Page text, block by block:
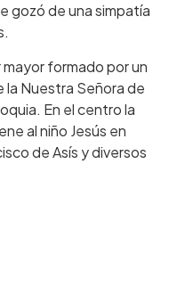
gozó de una simpatía
mayor formado por un
la Nuestra Señora de
En el centro la
al niño Jesús en
de Asís y diversos